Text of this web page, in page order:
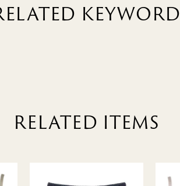
KEYWORD
RELATED ITEMS